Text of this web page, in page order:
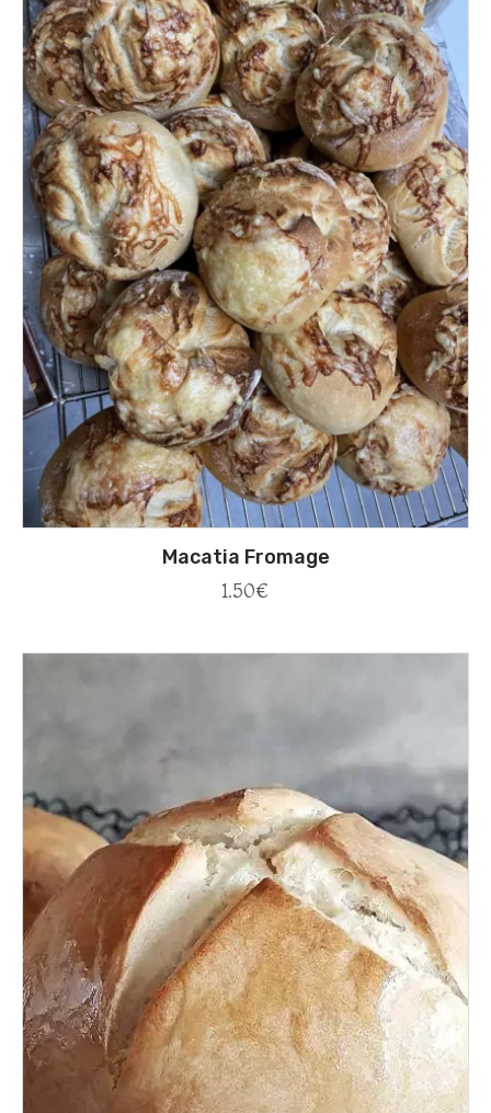
Macatia Fromage
1.50€